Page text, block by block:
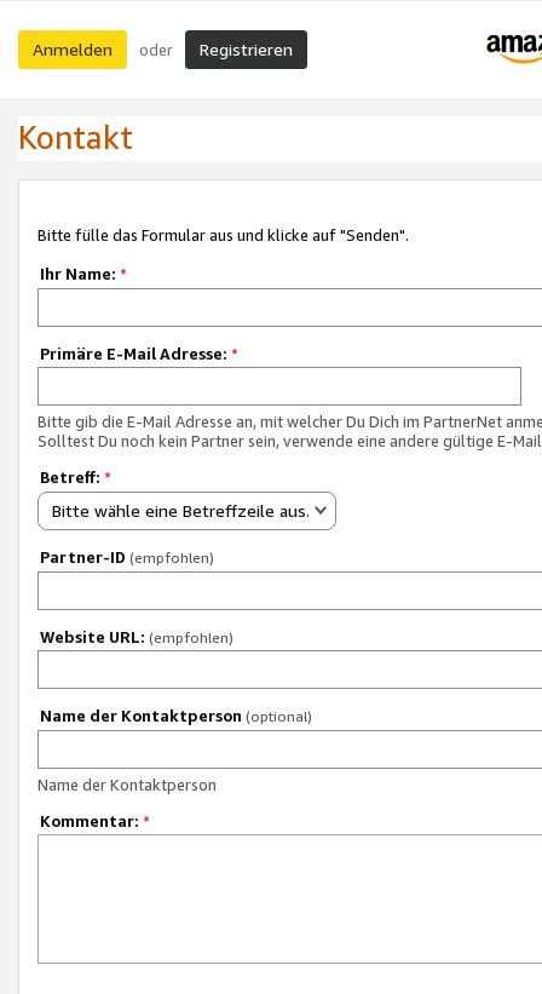
Anmelden oder Registrieren
Kontakt
Bitte fülle das Formular aus und klicke auf "Senden".
Ihr Name: *
Primäre E-Mail Adresse: *
Bitte gib die E-Mail Adresse an, mit welcher Du Dich im PartnerNet
Solltest Du noch kein Partner sein, verwende eine andere gültige E-
Betreff: *
Bitte wähle eine Betreffzeile aus.
Partner-ID (empfohlen)
Website URL: (empfohlen)
Name der Kontaktperson (optional)
Name der Kontaktperson
Kommentar: *